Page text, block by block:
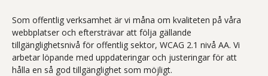
Som offentlig verksamhet är vi måna om kvaliteten på våra
webbplatser och eftersträvar att följa gällande
tillgänglighetsnivå för offentlig sektor, WCAG 2.1 nivå AA. Vi
arbetar löpande med uppdateringar och justeringar för att
hålla en så god tillgänglighet som möjligt.